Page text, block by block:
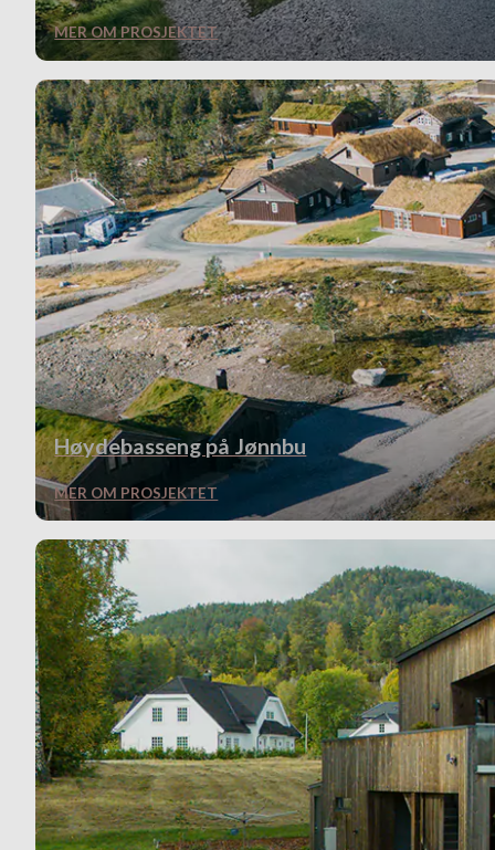
MER OM PROSJEKTET
Høydebasseng på Jønnbu
MER OM PROSJEKTET